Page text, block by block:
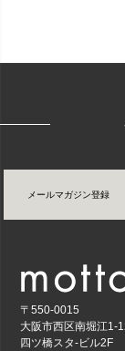
メールマガジン登録
〒550-0015
大阪市西区南堀江1-
四ツ橋スタ-ビル2F